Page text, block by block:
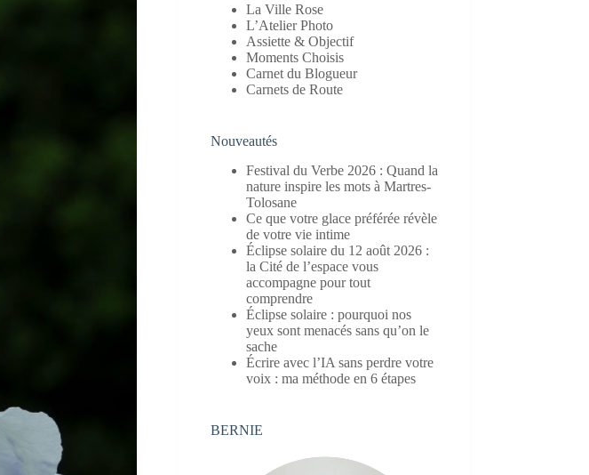
La Ville Rose
L’Atelier Photo
Assiette & Objectif
Moments Choisis
Carnet du Blogueur
Carnets de Route
Nouveautés
Festival du Verbe 2026 : Quand la
nature inspire les mots à Martres-
Tolosane
Ce que votre glace préférée révèle
de votre vie intime
Éclipse solaire du 12 août 2026 :
la Cité de l’espace vous
accompagne pour tout
comprendre
Éclipse solaire : pourquoi nos
yeux sont menacés sans qu’on le
sache
Écrire avec l’IA sans perdre votre
voix : ma méthode en 6 étapes
BERNIE